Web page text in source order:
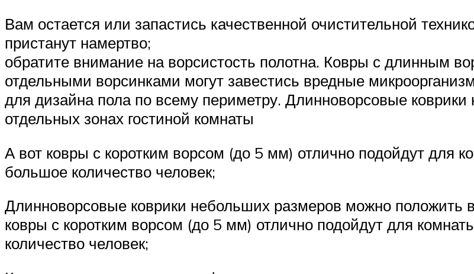
Вам остается или запастись качественной очистительной
пристанут намертво;
обратите внимание на ворсистость полотна. Ковры с длинным
отдельными ворсинками могут завестись вредные
для дизайна пола по всему периметру. Длинноворсовые
отдельных зонах гостиной комнаты
А вот ковры с коротким ворсом (до 5 мм) отлично подойдут для
большое количество человек;
Длинноворсовые коврики небольших размеров можно положить
ковры с коротким ворсом (до 5 мм) отлично подойдут для
количество человек;